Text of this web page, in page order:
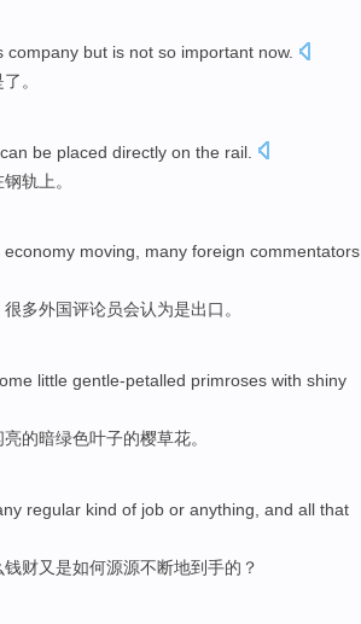
company but is not so important now.
了 。
can be placed directly on the rail
钢轨 上 。
economy moving, many foreign commentators
很多外国评论员会认为是出口。
little gentle-petalled primroses with shiny
亮的暗绿色叶子的樱草花。
regular kind of job or anything , and all that
钱财又是如何源源不断地到手的？